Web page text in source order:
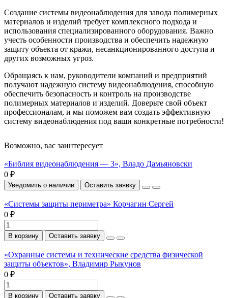
Создание системы видеонаблюдения для завода полимерных
материалов и изделий требует комплексного подхода и
использования специализированного оборудования. Важно
учесть особенности производства и обеспечить надежную
защиту объекта от кражи, несанкционированного доступа и
других возможных угроз.
Обращаясь к нам, руководители компаний и предприятий
получают надежную систему видеонаблюдения, способную
обеспечить безопасность и контроль на производстве
полимерных материалов и изделий. Доверьте свой объект
профессионалам, и мы поможем вам создать эффективную
систему видеонаблюдения под ваши конкретные потребности!
Возможно, вас заинтересует
«Библия видеонаблюдения — 3», Владо Дамьяновски
0 ₽
Уведомить о наличии Оставить заявку
«Системы защиты периметра» Корчагин Сергей
0 ₽
В корзину Оставить заявку
«Охранные системы и технические средства физической
защиты объектов», Владимир Рыкунов
0 ₽
В корзину Оставить заявку